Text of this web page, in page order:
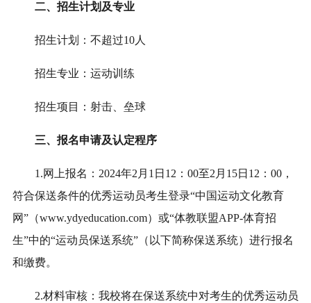
二、 招生计划及专业
招生计划：不超过10人
招生专业：运动训练
招生项目：射击、垒球
三、报名申请及认定程序
1.网上报名：2024年2月1日12：00至2月15日12：00，
符合保送条件的优秀运动员考生登录“中国运动文化教育
网”（www.ydyeducation.com）或“体教联盟APP-体育招
生”中的“运动员保送系统”（以下简称保送系统）进行报名
和缴费。
2.材料审核：我校将在保送系统中对考生的优秀运动员